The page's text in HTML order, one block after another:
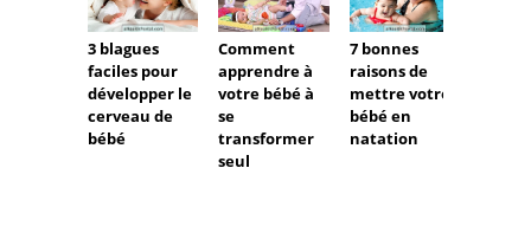
3 blagues
faciles pour
développer le
cerveau de
bébé
Comment
apprendre à
votre bébé à
se
transformer
seul
7 bonnes
raisons de
mettre votre
bébé en
natation